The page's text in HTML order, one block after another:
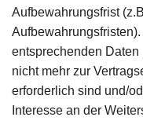
Aufbewahrungsfrist
entsprechenden
nicht mehr zur
erforderlich sind und/
Interesse an der